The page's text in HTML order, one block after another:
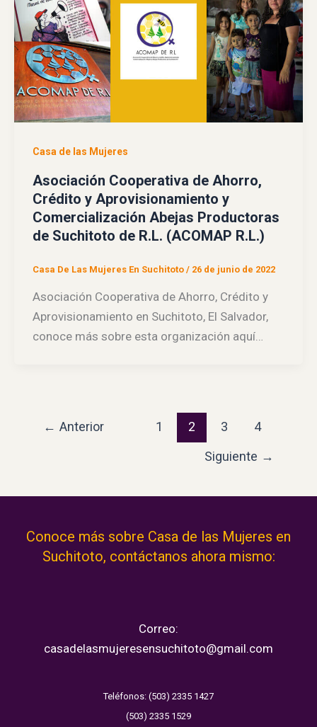
Casa de las Mujeres
Asociación Cooperativa de Ahorro,
Crédito y Aprovisionamiento y
Comercialización Abejas Productoras
de Suchitoto de R.L. (ACOMAP R.L.)
Casa De Las Mujeres En Suchitoto / 26 de junio de 2022
Asociación Cooperativa de Ahorro, Crédito y
Aprovisionamiento en Suchitoto, El Salvador,
conoce más sobre esta organización aquí…
← Anterior 1 2 3 4
Siguiente →
Conoce más sobre Casa de las Mujeres en
Suchitoto, contáctanos ahora mismo:
Correo:
casadelasmujeresensuchitoto@gmail.com
Teléfonos: (503) 2335 1427
(503) 2335 1529